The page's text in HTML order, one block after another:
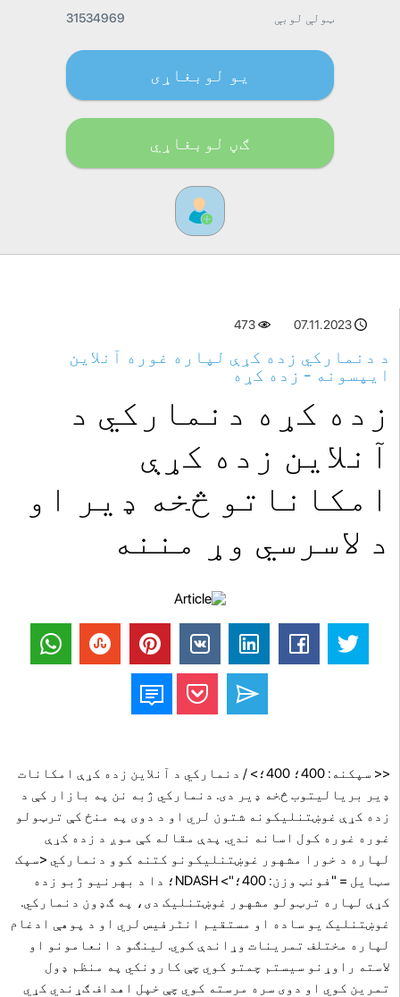
ټولې لوبې 31534969
یو لوبغاړی
ګڼ لوبغاړي
07.11.2023
473
د دنمارکي زده کړې لپاره غوره آنلاین
ایپسونه - زده کړه
زده کړه دنمارکي د
آنلاین زده کړې
امکاناتو څخه ډیر او
د لاسرسي وړ مننه
<< سپکنه: 400؛ 400؛> / دنمارکي د آنلاین زده کړې امکانات
ډیر بریالیتوب څخه ډیر دی. دنمارکي ژبه نن په بازار کې د
زده کړې غوښتنلیکونه شتون لري او د دوی په منځ کې ترټولو
غوره غوره کول اسانه ندي. پدې مقاله کې موږ د زده کړې
لپاره د خورا مشهور غوښتنلیکونو کتنه کوو دنمارکي <سپک
سټایل = "فونټ وزن: 400؛"> NDASH؛ دا د بهرنیو ژبو زده
کړې لپاره ترټولو مشهور غوښتنلیک دی، په ګډون دنمارکي.
غوښتنلیک یو ساده او مستقیم انٹرفیس لري او د پوهې ادغام
لپاره مختلف تمرینات وړاندې کوي. لینګو د انعامونو او
لاسته راوړنو سیستم چمتو کوي چې کارونکي په منظم ډول
تمرین کوي ​​او دوی سره مرسته کوي چې خپل اهداف ګړندي کړي